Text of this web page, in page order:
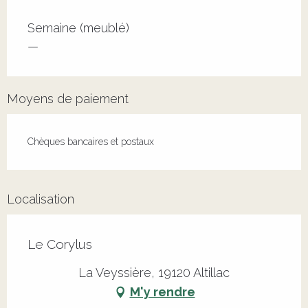
Tarifs 2026
Semaine (meublé)
—
Moyens de paiement
Chèques bancaires et postaux
Localisation
Le Corylus
La Veyssière, 19120 Altillac
M'y rendre